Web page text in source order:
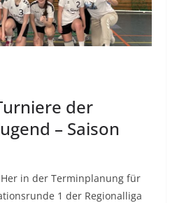
der
– Saison
in der Terminplanung für
1 der Regionalliga